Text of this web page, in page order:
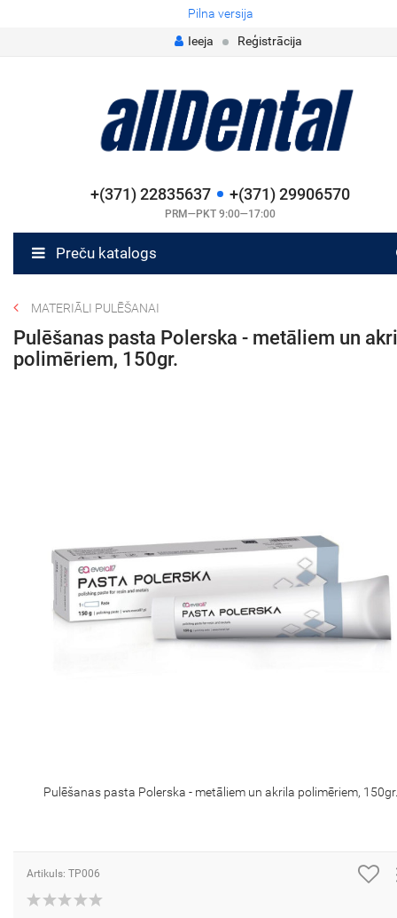
Pilna versija
Ieeja
Reģistrācija
+(371) 22835637 +(371) 29906570
PRM—PKT 9:00—17:00
Preču katalogs
MATERIĀLI PULĒŠANAI
Pulēšanas pasta Polerska - metāliem un
polimēriem, 150gr.
Pulēšanas pasta Polerska - metāliem un akrila polimēriem, 150gr.
Artikuls: TP006